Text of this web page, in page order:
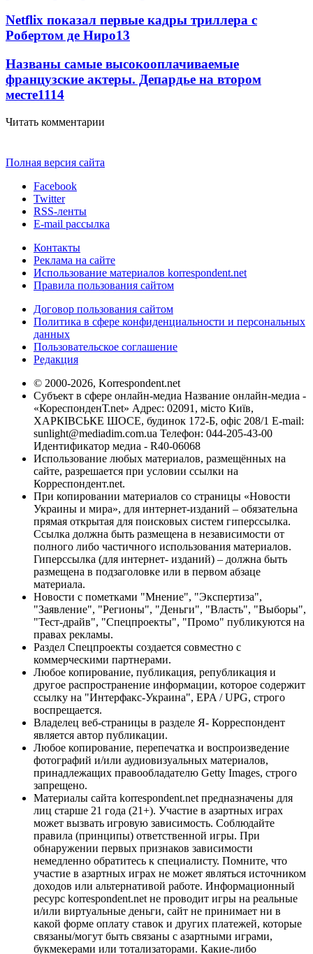
Netflix показал первые кадры триллера с
Робертом де Ниро13
Названы самые высокооплачиваемые
французские актеры. Депардье на втором
месте1114
Читать комментарии
Полная версия сайта
Facebook
Twitter
RSS-ленты
E-mail рассылка
Контакты
Реклама на сайте
Использование материалов korrespondent.net
Правила пользования сайтом
Договор пользования сайтом
Политика в сфере конфиденциальности и персональных
данных
Пользовательское соглашение
Редакция
© 2000-2026, Korrespondent.net
Субъект в сфере онлайн-медиа Название онлайн-медиа -
«КореспонденТ.net» Адрес: 02091, місто Київ,
ХАРКІВСЬКЕ ШОСЕ, будинок 172-Б, офіс 208/1 E-mail:
sunlight@mediadim.com.ua Телефон: 044-205-43-00
Идентификатор медиа - R40-06068
Использование любых материалов, размещённых на
сайте, разрешается при условии ссылки на
Корреспондент.net.
При копировании материалов со страницы «Новости
Украины и мира», для интернет-изданий – обязательна
прямая открытая для поисковых систем гиперссылка.
Ссылка должна быть размещена в независимости от
полного либо частичного использования материалов.
Гиперссылка (для интернет- изданий) – должна быть
размещена в подзаголовке или в первом абзаце
материала.
Новости с пометками "Мнение", "Экспертиза",
"Заявление", "Регионы", "Деньги", "Власть", "Выборы",
"Тест-драйв", "Спецпроекты", "Промо" публикуются на
правах рекламы.
Раздел Спецпроекты создается совместно с
коммерческими партнерами.
Любое копирование, публикация, републикация и
другое распространение информации, которое содержит
ссылку на "Интерфакс-Украина", EPA / UPG, строго
воспрещается.
Владелец веб-страницы в разделе Я- Корреспондент
является автор публикации.
Любое копирование, перепечатка и воспроизведение
фотографий и/или аудиовизуальных материалов,
принадлежащих правообладателю Getty Images, строго
запрещено.
Материалы сайта korrespondent.net предназначены для
лиц старше 21 года (21+). Участие в азартных играх
может вызвать игровую зависимость. Соблюдайте
правила (принципы) ответственной игры. При
обнаружении первых признаков зависимости
немедленно обратитесь к специалисту. Помните, что
участие в азартных играх не может являться источником
доходов или альтернативой работе. Информационный
ресурс korrespondent.net не проводит игры на реальные
и/или виртуальные деньги, сайт не принимает ни в
какой форме оплату ставок и других платежей, которые
связаны/могут быть связаны с азартными играми,
букмекерами или тотализаторами. Какие-либо